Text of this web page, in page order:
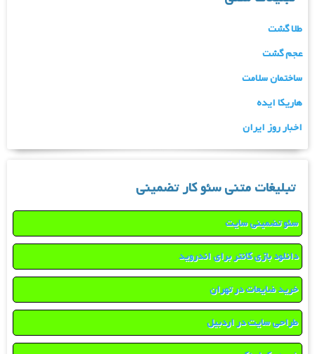
طلا گشت
عجم گشت
ساختمان سلامت
هاریکا ایده
اخبار روز ایران
تبلیغات متنی سئو کار تضمینی
سئو تضمینی سایت
دانلود بازی کانتر برای اندروید
خرید ضایعات در تهران
طراحی سایت در اردبیل